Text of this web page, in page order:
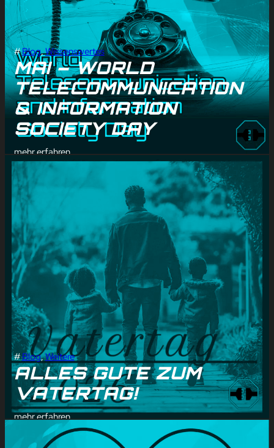
#Blog, Wissenswertes
MAI – WORLD
TELECOMMUNICATION
& INFORMATION
SOCIETY DAY
mehr erfahren
#Blog, Weitere
ALLES GUTE ZUM
VATERTAG!
mehr erfahren